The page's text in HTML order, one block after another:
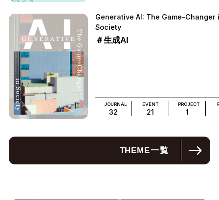
Generative AI: The Game-Changer
Society
＃生成AI
JOURNAL
32
EVENT
21
PROJECT
1
THEME一覧